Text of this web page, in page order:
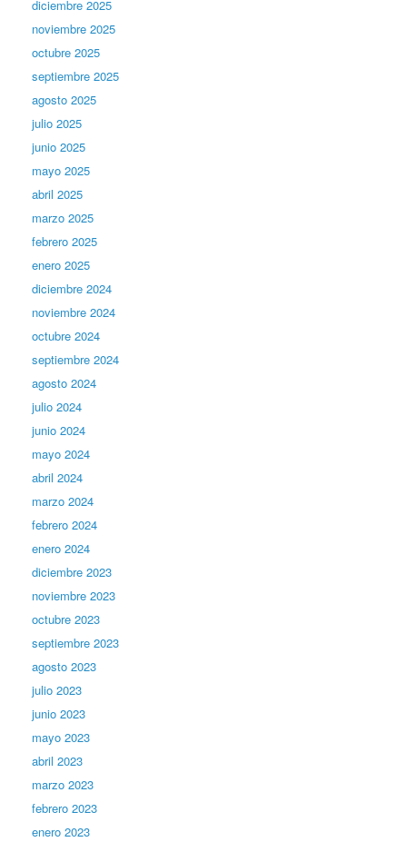
diciembre 2025
noviembre 2025
octubre 2025
septiembre 2025
agosto 2025
julio 2025
junio 2025
mayo 2025
abril 2025
marzo 2025
febrero 2025
enero 2025
diciembre 2024
noviembre 2024
octubre 2024
septiembre 2024
agosto 2024
julio 2024
junio 2024
mayo 2024
abril 2024
marzo 2024
febrero 2024
enero 2024
diciembre 2023
noviembre 2023
octubre 2023
septiembre 2023
agosto 2023
julio 2023
junio 2023
mayo 2023
abril 2023
marzo 2023
febrero 2023
enero 2023